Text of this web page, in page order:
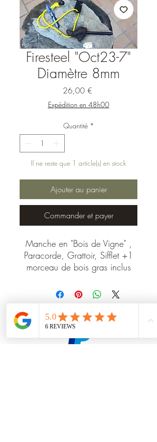
Firesteel "Oct23-7"
Diamètre 8mm
26,00 €Prix
Expédition en 48h00
Quantité *
Il ne reste que 1 article(s) en stock
Ajouter au panier
Commander et payer
Manche en "Bois de Vigne" ,
Paracorde, Grattoir, Sifflet +1
morceau de bois gras inclus